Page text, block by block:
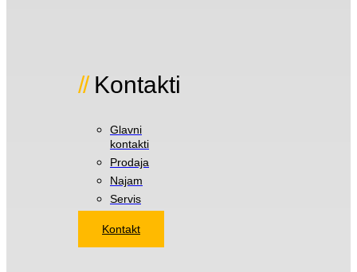
Kontakti
Glavni
kontakti
Prodaja
Najam
Servis
Kontakt